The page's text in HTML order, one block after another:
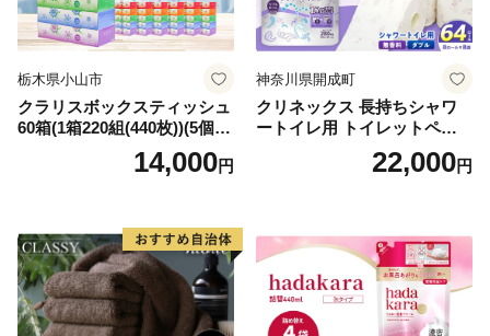
栃木県小山市
クラリスボックスティッシュ
60箱(1箱220組(440枚))(5個入
り×12セット)【1256759】
14,000円
神奈川県開成町
クリネックス 長持ちシャワ
ートイレ用 トイレットペー
パー（ダブル）64ロール(8ロ
ール×8パック) 開成町 トイレ
蓄 防災 エコ 消耗品 生活雑貨
生活用品 無香料 トイレット
ペーパー ダブル といれっと
ぺーぱー トイレ クレシア ト
イレットペーパー [BDBH002
22,000円